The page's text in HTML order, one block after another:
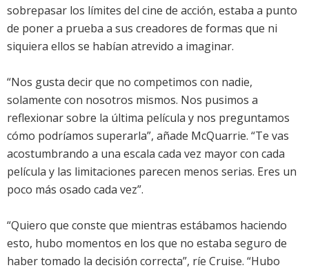
sobrepasar los límites del cine de acción, estaba a punto
de poner a prueba a sus creadores de formas que ni
siquiera ellos se habían atrevido a imaginar.
“Nos gusta decir que no competimos con nadie,
solamente con nosotros mismos. Nos pusimos a
reflexionar sobre la última película y nos preguntamos
cómo podríamos superarla”, añade McQuarrie. “Te vas
acostumbrando a una escala cada vez mayor con cada
película y las limitaciones parecen menos serias. Eres un
poco más osado cada vez”.
“Quiero que conste que mientras estábamos haciendo
esto, hubo momentos en los que no estaba seguro de
haber tomado la decisión correcta”, ríe Cruise. “Hubo